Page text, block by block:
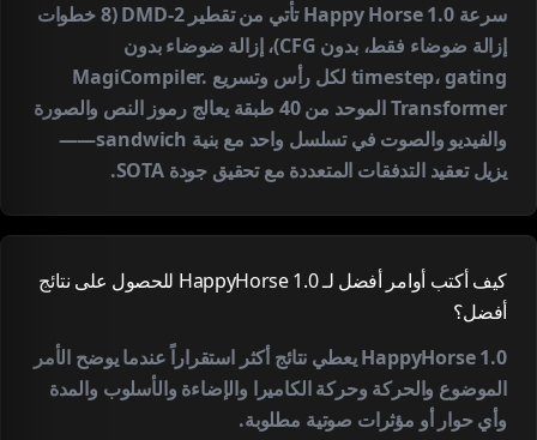
سرعة Happy Horse 1.0 تأتي من تقطير DMD-2 (8 خطوات
إزالة ضوضاء فقط، بدون CFG)، إزالة ضوضاء بدون
timestep، gating لكل رأس وتسريع MagiCompiler.
Transformer الموحد من 40 طبقة يعالج رموز النص والصورة
والفيديو والصوت في تسلسل واحد مع بنية sandwich——
يزيل تعقيد التدفقات المتعددة مع تحقيق جودة SOTA.
كيف أكتب أوامر أفضل لـ HappyHorse 1.0 للحصول على نتائج
أفضل؟
HappyHorse 1.0 يعطي نتائج أكثر استقراراً عندما يوضح الأمر
الموضوع والحركة وحركة الكاميرا والإضاءة والأسلوب والمدة
وأي حوار أو مؤثرات صوتية مطلوبة.